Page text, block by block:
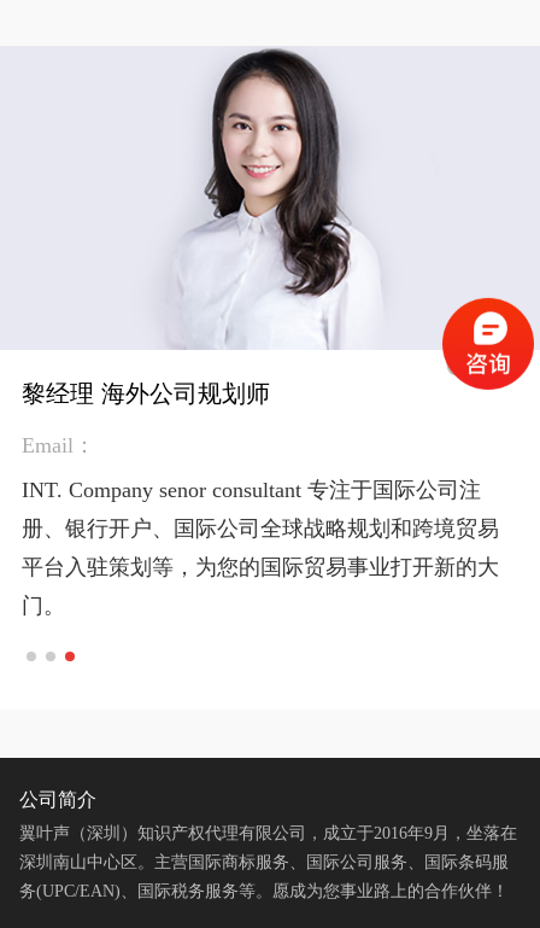
黎经理 海外公司规划师
Email：
INT. Company senor consultant 专注于国际公司注
册、银行开户、国际公司全球战略规划和跨境贸易
平台入驻策划等，为您的国际贸易事业打开新的大
门。
Susan 国际商标高级顾问
Email：382213098@qq.com
INT. Trademark senor adviser 专注于国际商标的注
册、复审、品牌保护和公司整体品牌规划，多年国
际商标的检索、递交和复审经验，为您的品牌保驾
护航。
Nancy 国际条码高级顾问 (UPC / EAN)
Email：3028594483@qq.com
INT. Barcode senor adviser 专注于国际条码的注册、
进出口产品条码应用，亚马逊、eBay等平台的
UPC、EAN应用和listing保护，为您的跨境贸易腾飞
助力。
黎经理 海外公司规划师
Email：
INT. Company senor consultant 专注于国际公司注
册、银行开户、国际公司全球战略规划和跨境贸易
平台入驻策划等，为您的国际贸易事业打开新的大
门。
Susan 国际商标高级顾问
Email：382213098@qq.com
INT. Trademark senor adviser 专注于国际商标的注
册、复审、品牌保护和公司整体品牌规划，多年国
际商标的检索、递交和复审经验，为您的品牌保驾
护航。
03/03
公司简介
翼叶声（深圳）知识产权代理有限公司，成立于2016年9月，坐落在
深圳南山中心区。主营国际商标服务、国际公司服务、国际条码服
务(UPC/EAN)、国际税务服务等。愿成为您事业路上的合作伙伴！